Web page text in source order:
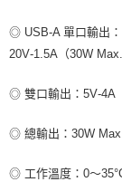
◎ USB‑A 單口輸出：
20V‑1.5A（30W Max.
◎ 雙口輸出：5V‑4A
◎ 總輸出：30W
◎ 工作溫度：0～